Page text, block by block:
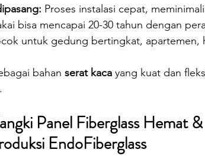
Proses instalasi cepat,
bisa mencapai 20-30 tahun dengan
untuk gedung bertingkat, apartemen,
bahan serat kaca yang kuat dan
.
Panel Fiberglass Hemat
EndoFiberglass